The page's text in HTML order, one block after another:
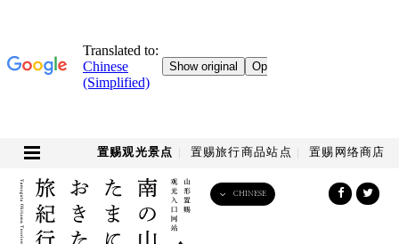
置赐观光景点 置赐旅行商品站点 置赐网络商店
CHINESE